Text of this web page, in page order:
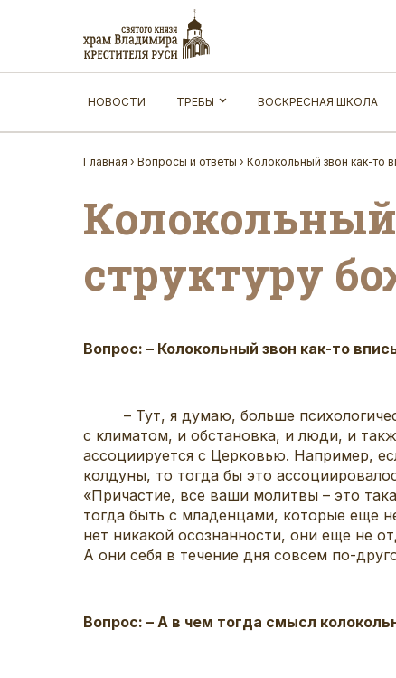
НОВОСТИ ТРЕБЫ ВОСКРЕСНАЯ ШКОЛА
Главная › Вопросы и ответы › Колокольный звон как-то
структуру
Вопрос: – Колокольный звон как-то
– Тут, я думаю, больше
с климатом, и обстановка, и люди, и
ассоциируется с Церковью. Например,
колдуны, то тогда бы это
«Причастие, все ваши молитвы – это
тогда быть с младенцами, которые еще
нет никакой осознанности, они еще не
А они себя в течение дня совсем по-
Вопрос: – А в чем тогда смысл